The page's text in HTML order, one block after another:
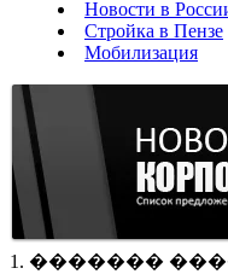
Новости в
Стройка в Пензе
Мобилизация
1. �������